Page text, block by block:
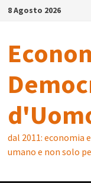
Skip8 Agosto 2026
dal 2011: economia
umano e non solo